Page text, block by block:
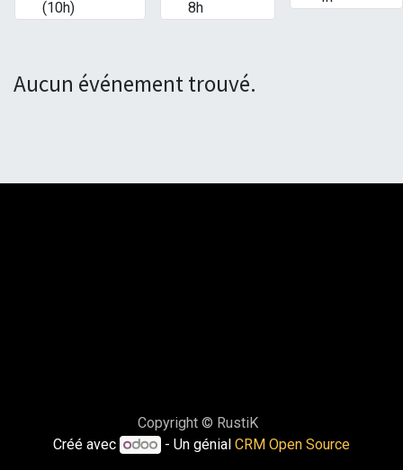
(10h)
8h
Aucun événement trouvé.
Copyright © RustiK
Créé avec
- Un génialCRM Open Source